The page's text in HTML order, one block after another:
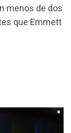
menos de dos
que Emmett